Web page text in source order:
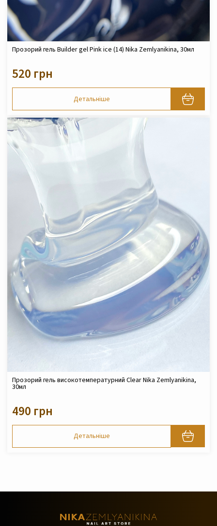
Прозорий гель Builder gel Pink ice (14) Nika Zemlyanikina, 30мл
520 грн
Детальніше
Прозорий гель високотемпературний Clear Nika Zemlyanikina,
30мл
490 грн
Детальніше